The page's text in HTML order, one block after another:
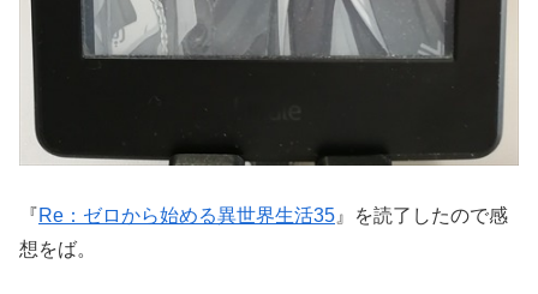
『Re：ゼロから始める異世界生活35』を読了したので感
想をば。